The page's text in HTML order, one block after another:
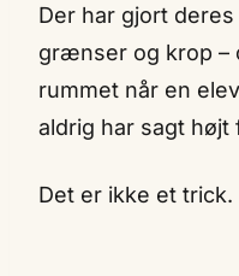
Der har gjort
grænser og krop –
rummet når en
aldrig har sagt højt
Det er ikke et